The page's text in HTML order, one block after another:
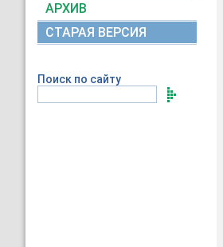
АРХИВ
СТАРАЯ ВЕРСИЯ
Поиск по сайту